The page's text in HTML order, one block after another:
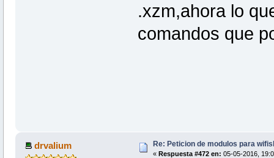
.xzm,ahora lo
comandos que
drvalium Re: Peticion de modulos para
« Respuesta #472 en: 05-05-2016,